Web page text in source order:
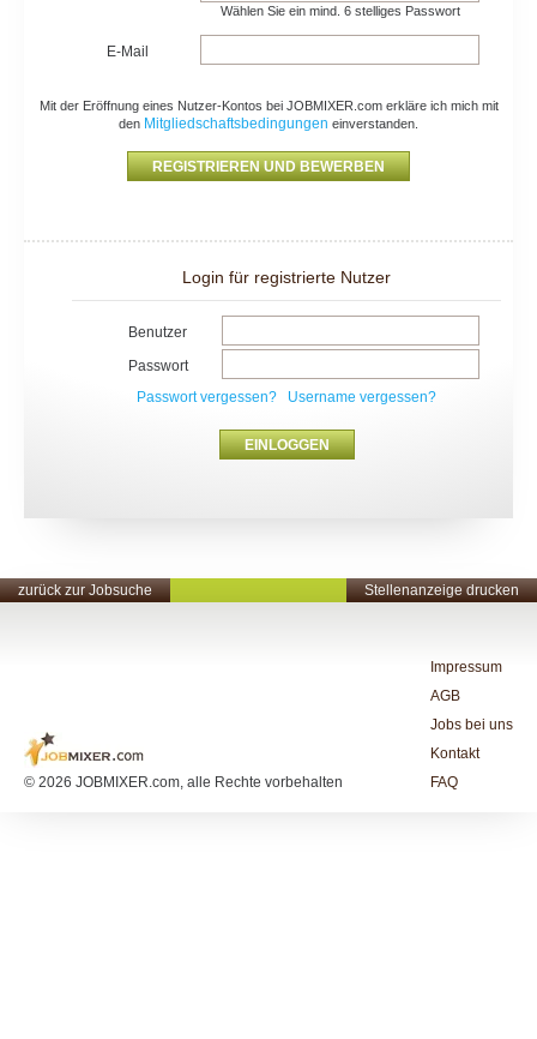
Wählen Sie ein mind. 6 stelliges Passwort
E-Mail
Mit der Eröffnung eines Nutzer-Kontos bei JOBMIXER.com erkläre ich mich mit
den Mitgliedschaftsbedingungen einverstanden.
Login für registrierte Nutzer
Benutzer
Passwort
Passwort vergessen?
Username vergessen?
zurück zur Jobsuche Stellenanzeige drucken
© 2026 JOBMIXER.com, alle Rechte vorbehalten
Impressum
AGB
Jobs bei uns
Kontakt
FAQ